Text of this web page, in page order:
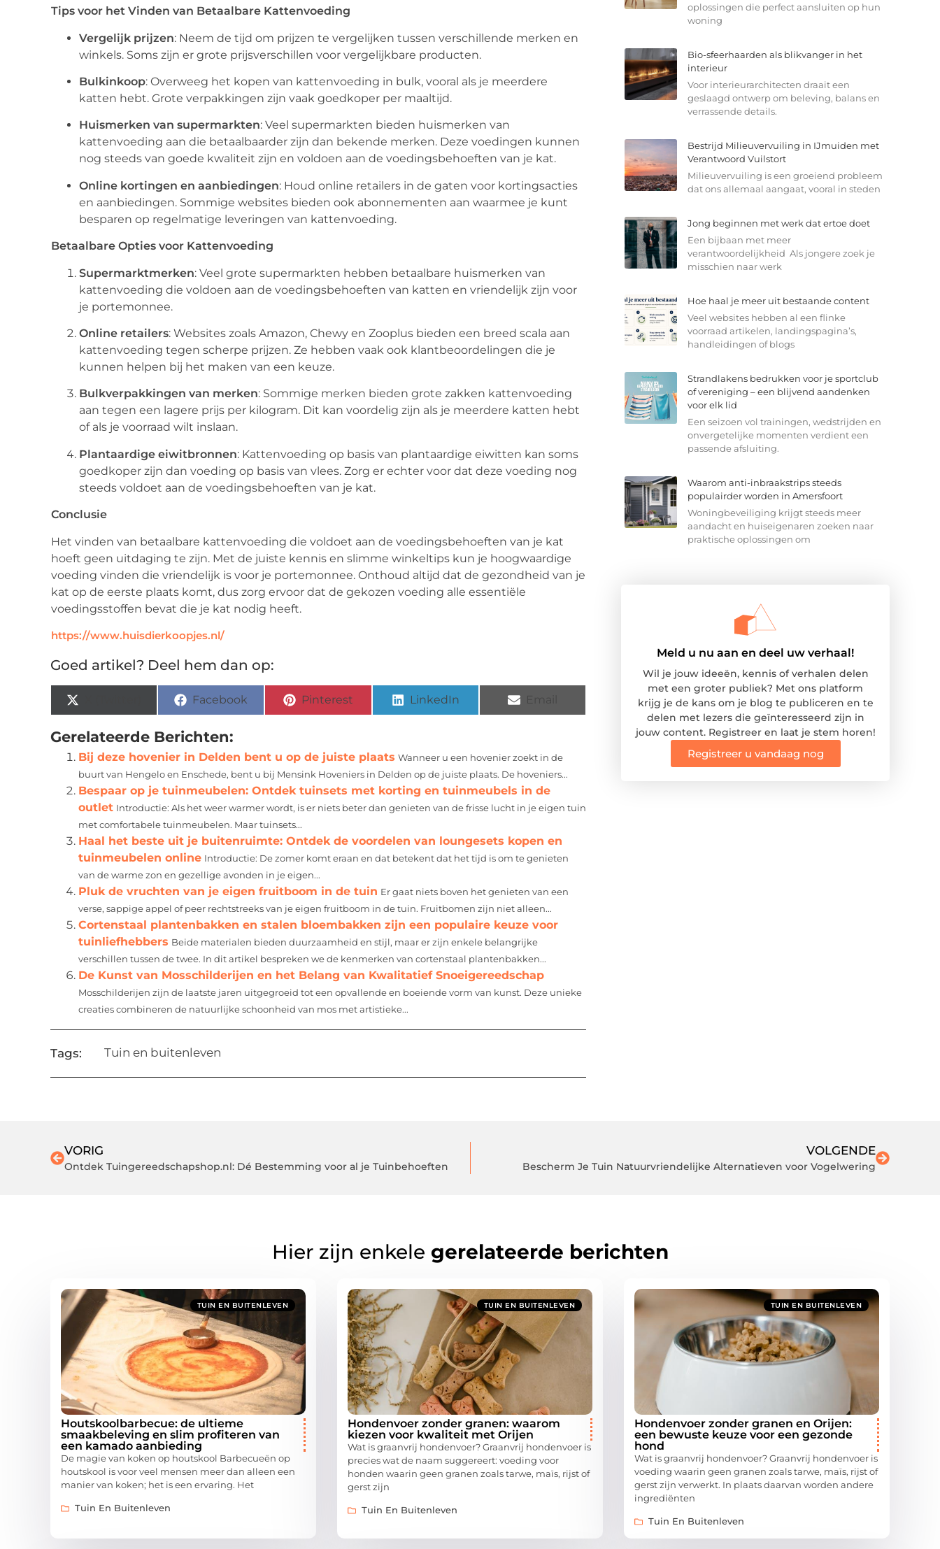
Tips voor het Vinden van Betaalbare Kattenvoeding
Vergelijk prijzen: Neem de tijd om prijzen te vergelijken tussen verschillende merken en
winkels. Soms zijn er grote prijsverschillen voor vergelijkbare producten.
Bulkinkoop: Overweeg het kopen van kattenvoeding in bulk, vooral als je meerdere
katten hebt. Grote verpakkingen zijn vaak goedkoper per maaltijd.
Huismerken van supermarkten: Veel supermarkten bieden huismerken van
kattenvoeding aan die betaalbaarder zijn dan bekende merken. Deze voedingen kunnen
nog steeds van goede kwaliteit zijn en voldoen aan de voedingsbehoeften van je kat.
Online kortingen en aanbiedingen: Houd online retailers in de gaten voor kortingsacties
en aanbiedingen. Sommige websites bieden ook abonnementen aan waarmee je kunt
besparen op regelmatige leveringen van kattenvoeding.
Betaalbare Opties voor Kattenvoeding
Supermarktmerken: Veel grote supermarkten hebben betaalbare huismerken van
kattenvoeding die voldoen aan de voedingsbehoeften van katten en vriendelijk zijn voor
je portemonnee.
Online retailers: Websites zoals Amazon, Chewy en Zooplus bieden een breed scala aan
kattenvoeding tegen scherpe prijzen. Ze hebben vaak ook klantbeoordelingen die je
kunnen helpen bij het maken van een keuze.
Bulkverpakkingen van merken: Sommige merken bieden grote zakken kattenvoeding
aan tegen een lagere prijs per kilogram. Dit kan voordelig zijn als je meerdere katten hebt
of als je voorraad wilt inslaan.
Plantaardige eiwitbronnen: Kattenvoeding op basis van plantaardige eiwitten kan soms
goedkoper zijn dan voeding op basis van vlees. Zorg er echter voor dat deze voeding nog
steeds voldoet aan de voedingsbehoeften van je kat.
Conclusie
Het vinden van betaalbare kattenvoeding die voldoet aan de voedingsbehoeften van je kat
hoeft geen uitdaging te zijn. Met de juiste kennis en slimme winkeltips kun je hoogwaardige
voeding vinden die vriendelijk is voor je portemonnee. Onthoud altijd dat de gezondheid van je
kat op de eerste plaats komt, dus zorg ervoor dat de gekozen voeding alle essentiële
voedingsstoffen bevat die je kat nodig heeft.
https://www.huisdierkoopjes.nl/
Goed artikel? Deel hem dan op:
Facebook Pinterest LinkedIn
Gerelateerde Berichten:
Bij deze hovenier in Delden bent u op de juiste plaats Wanneer u een hovenier zoekt in de
buurt van Hengelo en Enschede, bent u bij Mensink Hoveniers in Delden op de juiste plaats. De hoveniers...
Bespaar op je tuinmeubelen: Ontdek tuinsets met korting en tuinmeubels in de
outlet Introductie: Als het weer warmer wordt, is er niets beter dan genieten van de frisse lucht in je eigen tuin
met comfortabele tuinmeubelen. Maar tuinsets...
Haal het beste uit je buitenruimte: Ontdek de voordelen van loungesets kopen en
tuinmeubelen online Introductie: De zomer komt eraan en dat betekent dat het tijd is om te genieten
van de warme zon en gezellige avonden in je eigen...
Pluk de vruchten van je eigen fruitboom in de tuin Er gaat niets boven het genieten van een
verse, sappige appel of peer rechtstreeks van je eigen fruitboom in de tuin. Fruitbomen zijn niet alleen...
Cortenstaal plantenbakken en stalen bloembakken zijn een populaire keuze voor
tuinliefhebbers Beide materialen bieden duurzaamheid en stijl, maar er zijn enkele belangrijke
verschillen tussen de twee. In dit artikel bespreken we de kenmerken van cortenstaal plantenbakken...
De Kunst van Mosschilderijen en het Belang van Kwalitatief Snoeigereedschap
Mosschilderijen zijn de laatste jaren uitgegroeid tot een opvallende en boeiende vorm van kunst. Deze unieke
creaties combineren de natuurlijke schoonheid van mos met artistieke...
Tags: Tuin en buitenleven
oplossingen die perfect aansluiten op hun
woning
Bio-sfeerhaarden als blikvanger in het
interieur
Voor interieurarchitecten draait een
geslaagd ontwerp om beleving, balans en
verrassende details.
Bestrijd Milieuvervuiling in IJmuiden met
Verantwoord Vuilstort
Milieuvervuiling is een groeiend probleem
dat ons allemaal aangaat, vooral in steden
Jong beginnen met werk dat ertoe doet
Een bijbaan met meer
verantwoordelijkheid Als jongere zoek je
misschien naar werk
Hoe haal je meer uit bestaande content
Veel websites hebben al een flinke
voorraad artikelen, landingspagina’s,
handleidingen of blogs
Strandlakens bedrukken voor je sportclub
of vereniging – een blijvend aandenken
voor elk lid
Een seizoen vol trainingen, wedstrijden en
onvergetelijke momenten verdient een
passende afsluiting.
Waarom anti-inbraakstrips steeds
populairder worden in Amersfoort
Woningbeveiliging krijgt steeds meer
aandacht en huiseigenaren zoeken naar
praktische oplossingen om
Meld u nu aan en deel uw verhaal!
Wil je jouw ideeën, kennis of verhalen delen
met een groter publiek? Met ons platform
krijg je de kans om je blog te publiceren en te
delen met lezers die geïnteresseerd zijn in
jouw content. Registreer en laat je stem horen!
Registreer u vandaag nog
VORIG
Ontdek Tuingereedschapshop.nl: Dé Bestemming voor al je Tuinbehoeften
VOLGENDE
Bescherm Je Tuin Natuurvriendelijke Alternatieven voor Vogelwering
Hier zijn enkele gerelateerde berichten
TUIN EN BUITENLEVEN
Houtskoolbarbecue: de ultieme
smaakbeleving en slim profiteren van
een kamado aanbieding
De magie van koken op houtskool Barbecueën op
houtskool is voor veel mensen meer dan alleen een
manier van koken; het is een ervaring. Het
Tuin En Buitenleven
TUIN EN BUITENLEVEN
Hondenvoer zonder granen: waarom
kiezen voor kwaliteit met Orijen
Wat is graanvrij hondenvoer? Graanvrij hondenvoer is
precies wat de naam suggereert: voeding voor
honden waarin geen granen zoals tarwe, maïs, rijst of
gerst zijn
Tuin En Buitenleven
TUIN EN BUITENLEVEN
Hondenvoer zonder granen en Orijen:
een bewuste keuze voor een gezonde
hond
Wat is graanvrij hondenvoer? Graanvrij hondenvoer is
voeding waarin geen granen zoals tarwe, maïs, rijst of
gerst zijn verwerkt. In plaats daarvan worden andere
ingrediënten
Tuin En Buitenleven